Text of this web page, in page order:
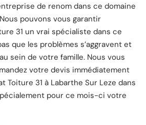
de renom dans ce domaine
pouvons vous garantir
31 un vrai spécialiste dans ce
que les problèmes s’aggravent et
sein de votre famille. Nous vous
votre devis immédiatement
Toiture 31 à Labarthe Sur Leze dans
pour ce mois-ci votre